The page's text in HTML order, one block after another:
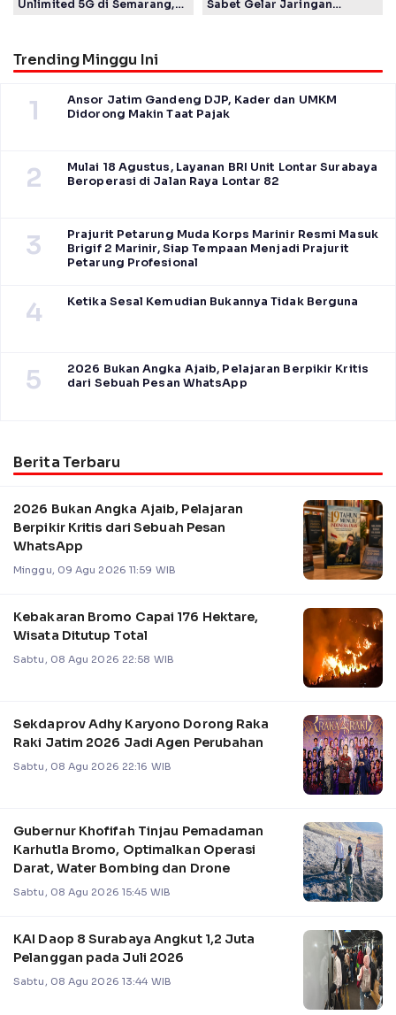
Unlimited 5G di Semarang,
Sabet Gelar Jaringan
Trending Minggu Ini
1
Ansor Jatim Gandeng DJP, Kader dan UMKM
Didorong Makin Taat Pajak
2
Mulai 18 Agustus, Layanan BRI Unit Lontar Surabaya
Beroperasi di Jalan Raya Lontar 82
3
Prajurit Petarung Muda Korps Marinir Resmi Masuk
Brigif 2 Marinir, Siap Tempaan Menjadi Prajurit
Petarung Profesional
4 Ketika Sesal Kemudian Bukannya Tidak Berguna
5
2026 Bukan Angka Ajaib, Pelajaran Berpikir Kritis
dari Sebuah Pesan WhatsApp
Berita Terbaru
2026 Bukan Angka Ajaib, Pelajaran
Berpikir Kritis dari Sebuah Pesan
WhatsApp
Minggu, 09 Agu 2026 11:59 WIB
Kebakaran Bromo Capai 176 Hektare,
Wisata Ditutup Total
Sabtu, 08 Agu 2026 22:58 WIB
Sekdaprov Adhy Karyono Dorong Raka
Raki Jatim 2026 Jadi Agen Perubahan
Sabtu, 08 Agu 2026 22:16 WIB
Gubernur Khofifah Tinjau Pemadaman
Karhutla Bromo, Optimalkan Operasi
Darat, Water Bombing dan Drone
Sabtu, 08 Agu 2026 15:45 WIB
KAI Daop 8 Surabaya Angkut 1,2 Juta
Pelanggan pada Juli 2026
Sabtu, 08 Agu 2026 13:44 WIB